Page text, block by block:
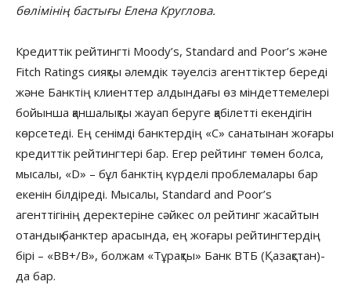
бөлімінің бастығы Елена Круглова.
Кредиттік рейтингті Moody’s, Standard and Poor’s және
Fitch Ratings сияқты әлемдік тәуелсіз агенттіктер береді
және Банктің клиенттер алдындағы өз міндеттемелері
бойынша қаншалықты жауап беруге қабілетті екендігін
көрсетеді. Ең сенімді банктердің «С» санатынан жоғары
кредиттік рейтингтері бар. Егер рейтинг төмен болса,
мысалы, «D» – бұл банктің күрделі проблемалары бар
екенін білдіреді. Мысалы, Standard and Poor’s
агенттігінің деректеріне сәйкес ол рейтинг жасайтын
отандық банктер арасында, ең жоғары рейтингтердің
бірі – «BB+/B», болжам «Тұрақты» Банк ВТБ (Қазақстан)-
да бар.